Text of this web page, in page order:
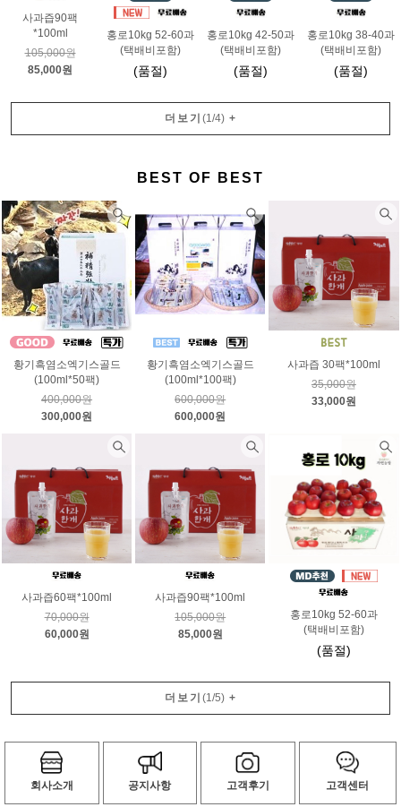
사과즙90팩
*100ml
105,000원
85,000원
홍로10kg 52-60과
(택배비포함)
(품절)
홍로10kg 42-50과
(택배비포함)
(품절)
홍로10kg 38-40과
(택배비포함)
(품절)
더보기 (1/4)+
BEST OF BEST
황기흑염소엑기스골드
(100ml*50팩)
400,000원
300,000원
황기흑염소엑기스골드
(100ml*100팩)
600,000원
600,000원
사과즙 30팩*100ml
35,000원
33,000원
사과즙60팩*100ml
70,000원
60,000원
사과즙90팩*100ml
105,000원
85,000원
홍로10kg 52-60과
(택배비포함)
(품절)
더보기 (1/5)+
회사소개 공지사항 고객후기 고객센터